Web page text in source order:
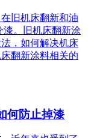
旧机床翻新和油
漆。旧机床翻新涂
，如何解决机床
翻新涂料相关的
何防止掉漆